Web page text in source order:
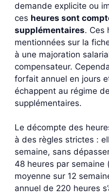
demande explicite ou
ces heures sont
supplémentaires. Ces
mentionnées sur la
à une majoration
compensateur.
forfait annuel en jours
échappent au régime
supplémentaires.
Le décompte des
à des règles strictes :
semaine, sans
48 heures par semaine
moyenne sur 12
annuel de 220 heures